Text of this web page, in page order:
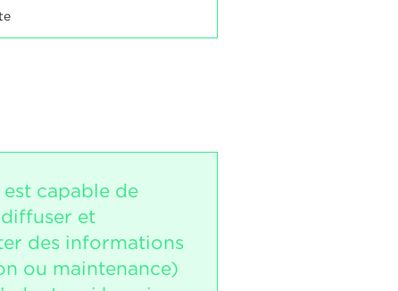
est capable de
et
des informations
ou maintenance)